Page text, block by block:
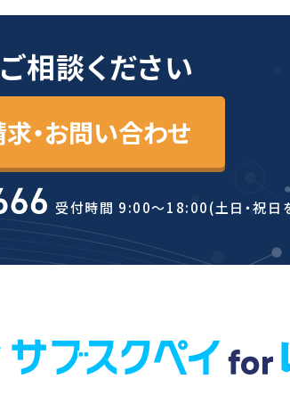
相談ください
・お問い合わせ
受付時間 9:00〜18:00(土日・祝日